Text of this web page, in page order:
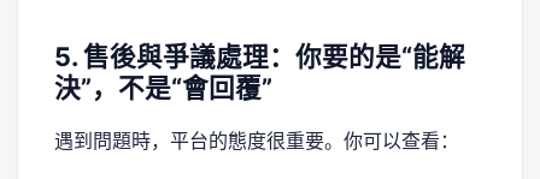
5. 售後與爭議處理：你要的是“能解
決”，不是“會回覆”
遇到問題時，平台的態度很重要。你可以查看：